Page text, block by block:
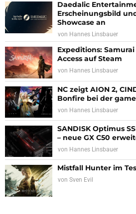
Daedalic
Erscheinungsbild
Showcase an
von Hannes Linsbauer
Expeditions:
Access auf Steam
von Hannes Linsbauer
NC zeigt AION 2,
Bonfire bei der
von Hannes Linsbauer
SANDISK Optimus
– neue GX C50
von Hannes Linsbauer
Mistfall Hunter im
von Sven Evil